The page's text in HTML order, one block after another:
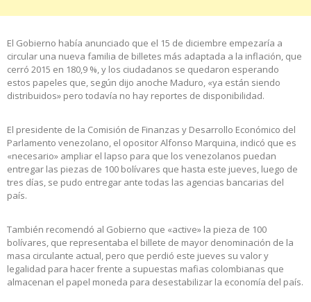
El Gobierno había anunciado que el 15 de diciembre empezaría a
circular una nueva familia de billetes más adaptada a la inflación, que
cerró 2015 en 180,9 %, y los ciudadanos se quedaron esperando
estos papeles que, según dijo anoche Maduro, «ya están siendo
distribuidos» pero todavía no hay reportes de disponibilidad.
El presidente de la Comisión de Finanzas y Desarrollo Económico del
Parlamento venezolano, el opositor Alfonso Marquina, indicó que es
«necesario» ampliar el lapso para que los venezolanos puedan
entregar las piezas de 100 bolívares que hasta este jueves, luego de
tres días, se pudo entregar ante todas las agencias bancarias del
país.
También recomendó al Gobierno que «active» la pieza de 100
bolívares, que representaba el billete de mayor denominación de la
masa circulante actual, pero que perdió este jueves su valor y
legalidad para hacer frente a supuestas mafias colombianas que
almacenan el papel moneda para desestabilizar la economía del país.